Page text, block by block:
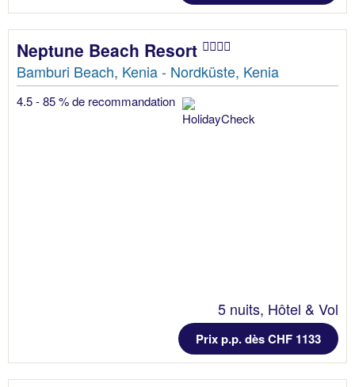
Neptune Beach Resort
Bamburi Beach, Kenia - Nordküste, Kenia
4.5 - 85 % de recommandation
5 nuits, Hôtel & Vol
Prix p.p. dès CHF 1133